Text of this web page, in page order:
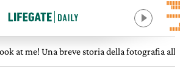
at me! Una breve storia della fotografia